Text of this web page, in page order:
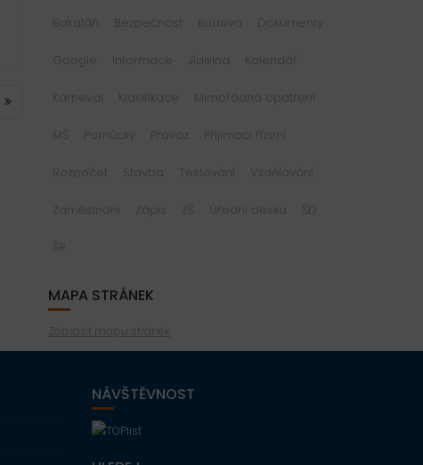
Bakaláři Bezpečnost Budova Dokumenty
Google Informace Jídelna Kalendář
Karneval Klasifikace Mimořádná opatření
MŠ Pomůcky Provoz Přijímací řízení
Rozpočet Stavba Testování Vzdělávání
Zaměstnání Zápis ZŠ Úřední deska ŠD
ŠR
MAPA STRÁNEK
Zobrazit mapu stránek
NÁVŠTĚVNOST